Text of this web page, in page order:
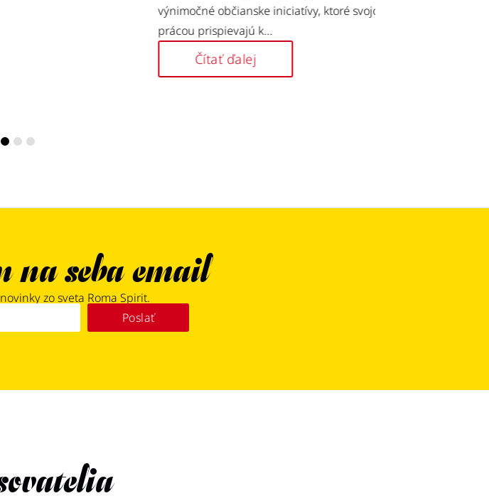
výnimočné občianske iniciatívy, ktoré svojou
prácou prispievajú k...
Čítať ďalej
na seba email
zo sveta Roma Spirit.
Poslať